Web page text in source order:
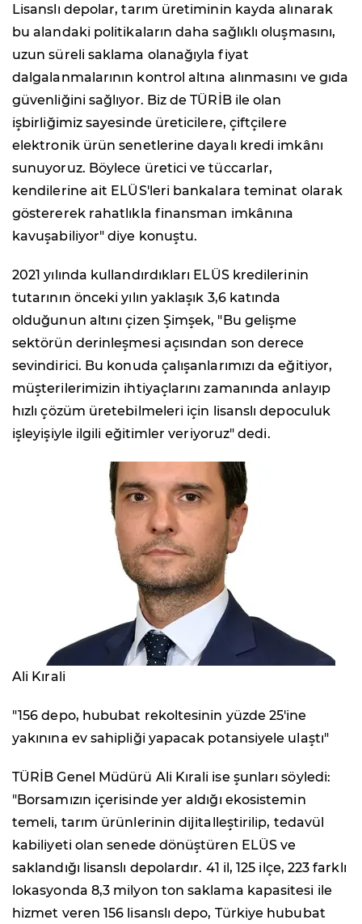
Lisanslı depolar, tarım üretiminin kayda alınarak
bu alandaki politikaların daha sağlıklı oluşmasını,
uzun süreli saklama olanağıyla fiyat
dalgalanmalarının kontrol altına alınmasını ve gıda
güvenliğini sağlıyor. Biz de TÜRİB ile olan
işbirliğimiz sayesinde üreticilere, çiftçilere
elektronik ürün senetlerine dayalı kredi imkânı
sunuyoruz. Böylece üretici ve tüccarlar,
kendilerine ait ELÜS'leri bankalara teminat olarak
göstererek rahatlıkla finansman imkânına
kavuşabiliyor" diye konuştu.
2021 yılında kullandırdıkları ELÜS kredilerinin
tutarının önceki yılın yaklaşık 3,6 katında
olduğunun altını çizen Şimşek, "Bu gelişme
sektörün derinleşmesi açısından son derece
sevindirici. Bu konuda çalışanlarımızı da eğitiyor,
müşterilerimizin ihtiyaçlarını zamanında anlayıp
hızlı çözüm üretebilmeleri için lisanslı depoculuk
işleyişiyle ilgili eğitimler veriyoruz" dedi.
Ali Kırali
"156 depo, hububat rekoltesinin yüzde 25'ine
yakınına ev sahipliği yapacak potansiyele ulaştı"
TÜRİB Genel Müdürü Ali Kırali ise şunları söyledi:
"Borsamızın içerisinde yer aldığı ekosistemin
temeli, tarım ürünlerinin dijitalleştirilip, tedavül
kabiliyeti olan senede dönüştüren ELÜS ve
saklandığı lisanslı depolardır. 41 il, 125 ilçe, 223 farklı
lokasyonda 8,3 milyon ton saklama kapasitesi ile
hizmet veren 156 lisanslı depo, Türkiye hububat